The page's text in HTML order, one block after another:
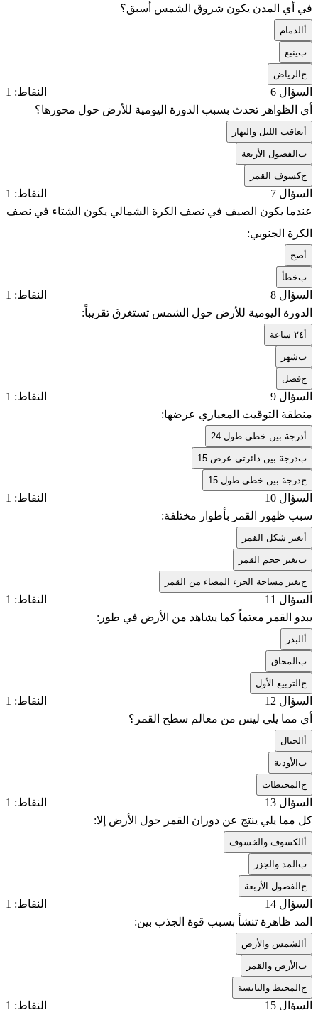
في أي المدن يكون شروق الشمس أسبق؟
الدمام
بينبع
جالرياض
السؤال 6
النقاط: 1
أي الظواهر تحدث بسبب الدورة اليومية للأرض حول محورها؟
تعاقب الليل والنهار
بالفصول الأربعة
جكسوف القمر
السؤال 7
النقاط: 1
عندما يكون الصيف في نصف الكرة الشمالي يكون الشتاء في نصف
الكرة الجنوبي:
صح
بخطأ
السؤال 8
النقاط: 1
الدورة اليومية للأرض حول الشمس تستغرق تقريباً:
٢٤ ساعة
بشهر
جفصل
السؤال 9
النقاط: 1
منطقة التوقيت المعياري عرضها:
درجة بين خطي طول 24
بدرجة بين دائرتي عرض 15
جدرجة بين خطي طول 15
السؤال 10
النقاط: 1
سبب ظهور القمر بأطوار مختلفة:
تغير شكل القمر
بتغير حجم القمر
جتغير مساحة الجزء المضاء من القمر
السؤال 11
النقاط: 1
يبدو القمر معتماً كما يشاهد من الأرض في طور:
البدر
بالمحاق
جالتربيع الأول
السؤال 12
النقاط: 1
أي مما يلي ليس من معالم سطح القمر؟
الجبال
بالأودية
جالمحيطات
السؤال 13
النقاط: 1
كل مما يلي ينتج عن دوران القمر حول الأرض إلا:
الكسوف والخسوف
بالمد والجزر
جالفصول الأربعة
السؤال 14
النقاط: 1
المد ظاهرة تنشأ بسبب قوة الجذب بين:
الشمس والأرض
بالأرض والقمر
جالمحيط واليابسة
السؤال 15
النقاط: 1